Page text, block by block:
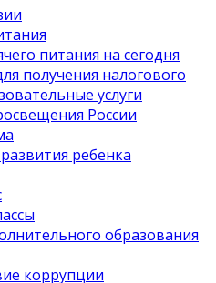
питания на сегодня
получения налогового
услуги
России
ребенка
образования
коррупции